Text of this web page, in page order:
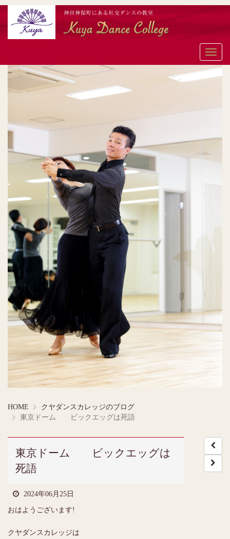
メ
ニ
HOME
クヤダンスカレッジのブログ
東京ドーム ビックエッグは死語
東京ドーム ビックエッグは
死語
2024年06月25日
おはようございます!
クヤダンスカレッジは